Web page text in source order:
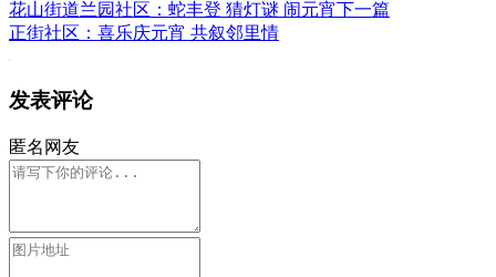
花山街道兰园社区：‌蛇丰登 猜灯谜 闹元宵下一篇
正街社区：喜乐庆元宵 共叙邻里情
发表评论
匿名网友